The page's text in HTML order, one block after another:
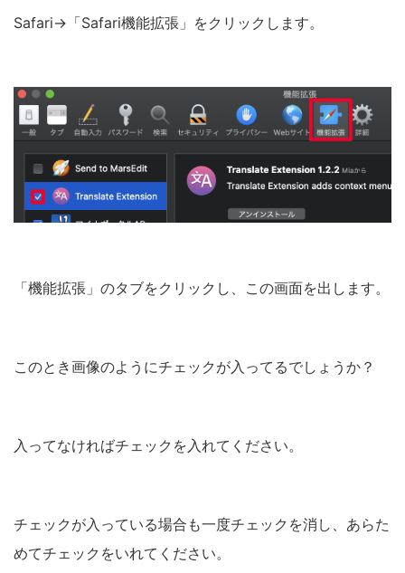
Safari→「Safari機能拡張」をクリックします。
「機能拡張」のタブをクリックし、この画面を出します。
このとき画像のようにチェックが入ってるでしょうか？
入ってなければチェックを入れてください。
チェックが入っている場合も一度チェックを消し、あらた
めてチェックをいれてください。